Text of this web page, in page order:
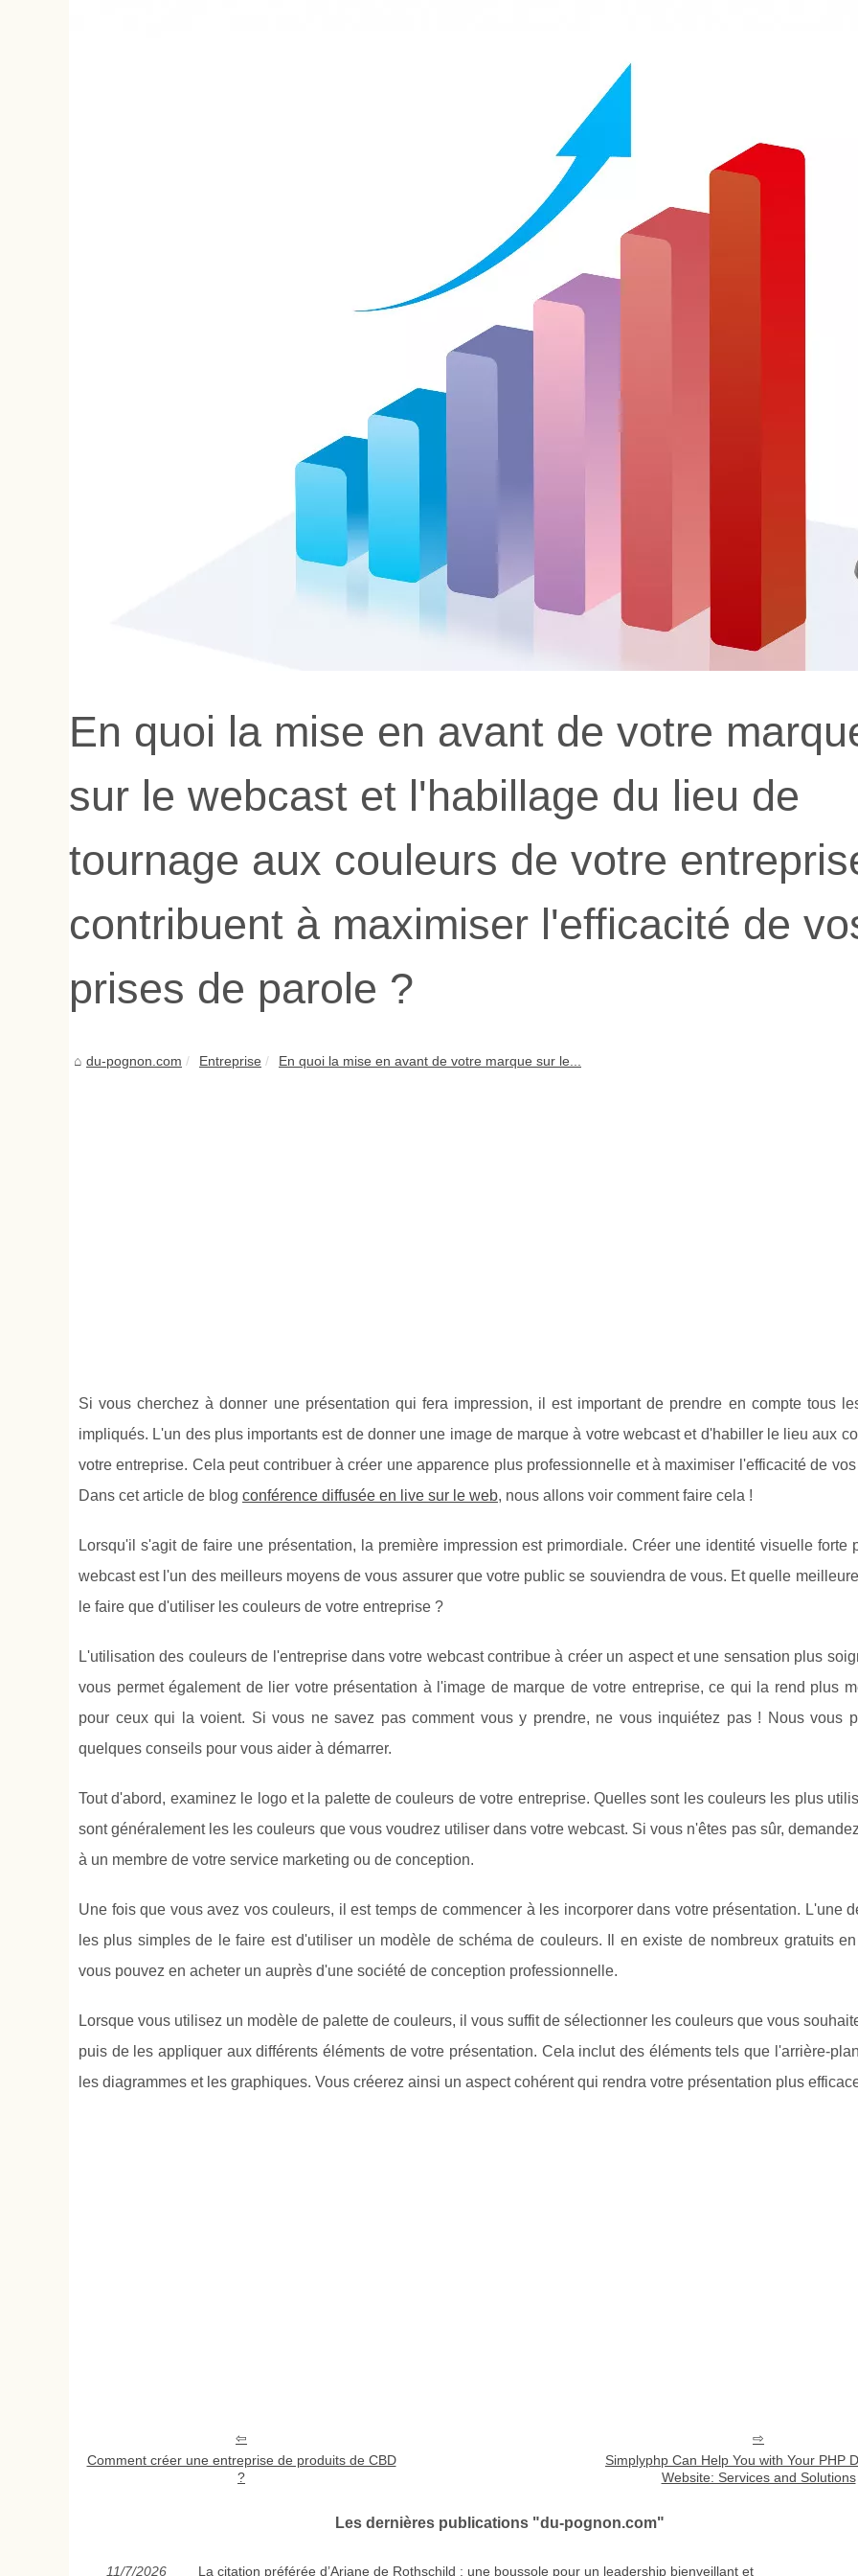
En quoi la mise en avant de votre
sur le webcast et l'habillage du lieu de
tournage aux couleurs de votre
contribuent à ‎‎maximiser l'efficacité de
prises de parole‎ ?
du-pognon.com Entreprise En quoi la mise en avant de votre marque sur le...
Si vous cherchez à donner une présentation qui fera impression, il est important de prendre en compte tous
impliqués. L'un des plus importants est de donner une image de marque à votre webcast et d'habiller le lieu aux
votre entreprise. Cela peut contribuer à créer une apparence plus professionnelle et à maximiser l'efficacité de
Dans cet article de blog conférence diffusée en live sur le web, nous allons voir comment faire cela !
Lorsqu'il s'agit de faire une présentation, la première impression est primordiale. Créer une identité visuelle forte
webcast est l'un des meilleurs moyens de vous assurer que votre public se souviendra de vous. Et quelle
le faire que d'utiliser les couleurs de votre entreprise ?
L'utilisation des couleurs de l'entreprise dans votre webcast contribue à créer un aspect et une sensation plus
vous permet également de lier votre présentation à l'image de marque de votre entreprise, ce qui la rend plus
pour ceux qui la voient. Si vous ne savez pas comment vous y prendre, ne vous inquiétez pas ! Nous vous
quelques conseils pour vous aider à démarrer.
Tout d'abord, examinez le logo et la palette de couleurs de votre entreprise. Quelles sont les couleurs les plus
sont généralement les les couleurs que vous voudrez utiliser dans votre webcast. Si vous n'êtes pas sûr,
à un membre de votre service marketing ou de conception.
Une fois que vous avez vos couleurs, il est temps de commencer à les incorporer dans votre présentation. L'une
les plus simples de le faire est d'utiliser un modèle de schéma de couleurs. Il en existe de nombreux gratuits
vous pouvez en acheter un auprès d'une société de conception professionnelle.
Lorsque vous utilisez un modèle de palette de couleurs, il vous suffit de sélectionner les couleurs que vous
puis de les appliquer aux différents éléments de votre présentation. Cela inclut des éléments tels que l'arrière-
les diagrammes et les graphiques. Vous créerez ainsi un aspect cohérent qui rendra votre présentation plus
Comment créer une entreprise de produits de CBD
?
Simplyphp Can Help You with Your PHP
Website: Services and Solutions
Les dernières publications "du-pognon.com"
11/7/2026 La citation préférée d’Ariane de Rothschild : une boussole pour un leadership bienveillant et